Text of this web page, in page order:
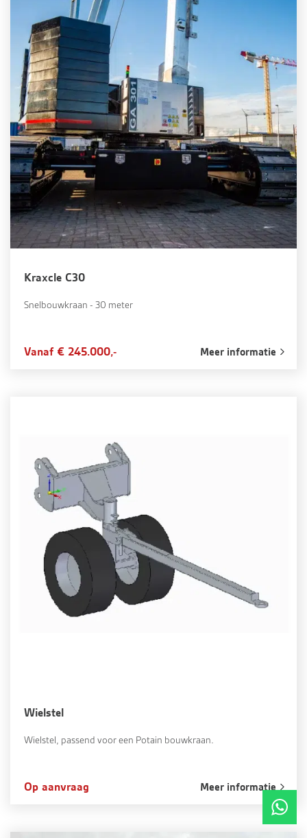
Kraxcle C30
Snelbouwkraan - 30 meter
Vanaf € 245.000,- Meer informatie
Wielstel
Wielstel, passend voor een Potain bouwkraan.
Op aanvraag Meer informatie